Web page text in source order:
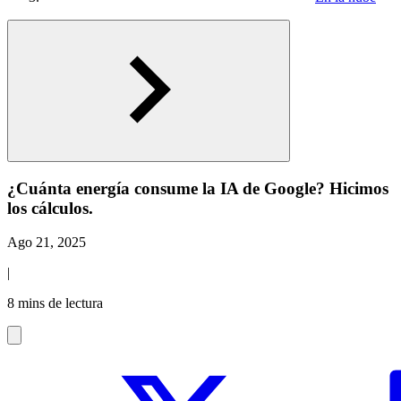
¿Cuánta energía consume la IA de Google? Hicimos
los cálculos.
Ago 21, 2025
|
8 mins de lectura